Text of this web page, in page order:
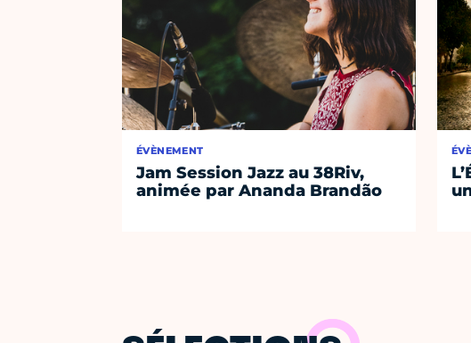
ÉVÈNEMENT
Jam Session Jazz au 38Riv,
animée par Ananda Brandão